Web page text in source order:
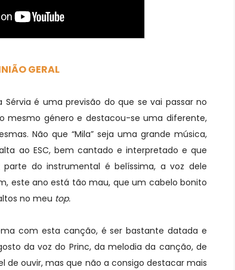
GERAL
Sérvia é uma previsão do que se vai passar no
mesmo género e destacou-se uma diferente,
Não que “Mila” seja uma grande música,
ao ESC, bem cantado e interpretado e que
parte do instrumental é belíssima, a voz dele
este ano está tão mau, que um cabelo bonito
no meu top.
com esta canção, é ser bastante datada e
da voz do Princ, da melodia da canção, de
ouvir, mas que não a consigo destacar mais